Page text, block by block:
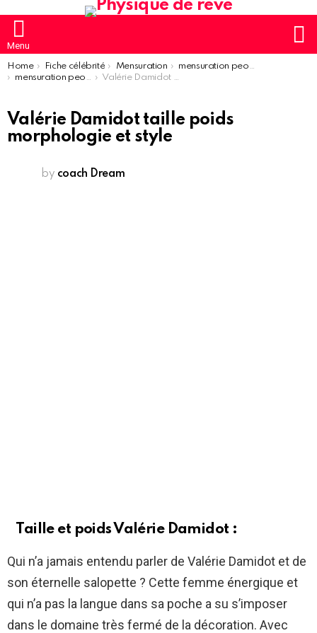
Menu
You are here:
Home Fiche célébrité Mensuration
mensuration people
mensuration people femme
Valérie Damidot taille poids morphologie et style
Valérie Damidot taille poids
morphologie et style
by coach Dream
Taille et poids Valérie Damidot :
Qui n’a jamais entendu parler de Valérie Damidot et de
son éternelle salopette ? Cette femme énergique et
qui n’a pas la langue dans sa poche a su s’imposer
dans le domaine très fermé de la décoration. Avec